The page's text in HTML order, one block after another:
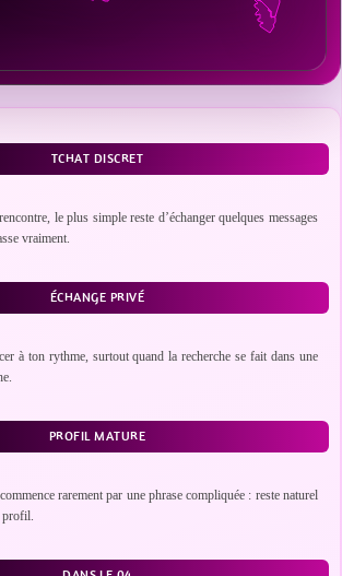
TCHAT DISCRET
le plus simple reste d’échanger quelques messages
vraiment.
ÉCHANGE PRIVÉ
à ton rythme, surtout quand la recherche se fait dans une
PROFIL MATURE
rarement par une phrase compliquée : reste naturel
profil.